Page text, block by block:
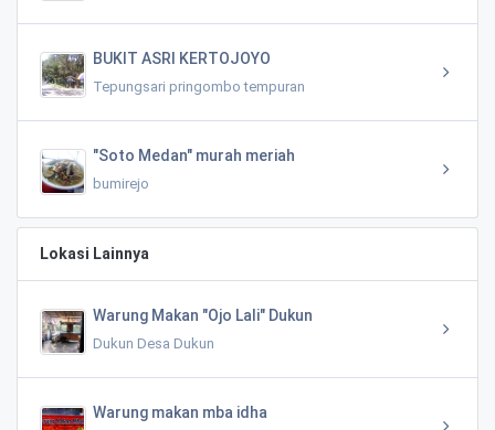
BUKIT ASRI KERTOJOYO
Tepungsari pringombo tempuran
"Soto Medan" murah meriah
bumirejo
Lokasi Lainnya
Warung Makan "Ojo Lali" Dukun
Dukun Desa Dukun
Warung makan mba idha